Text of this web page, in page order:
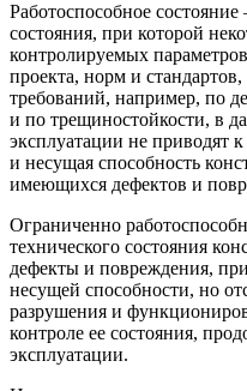
Работоспособное
состояния, при которой
контролируемых
проекта, норм и
требований, например, по
и по трещиностойкости, в
эксплуатации не приводят
и несущая способность
имеющихся дефектов и
Ограниченно
технического состояния
дефекты и повреждения,
несущей способности, но
разрушения и
контроле ее состояния,
эксплуатации.